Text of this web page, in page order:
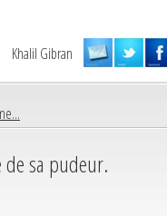
Khalil Gibran
sa pudeur.